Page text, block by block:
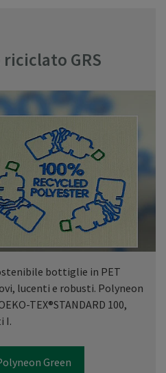
GRS
bottiglie in PET
lucenti e robusti. Polyneon
TEX®STANDARD 100,
I.
Green